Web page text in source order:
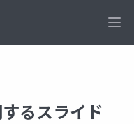
るスライド